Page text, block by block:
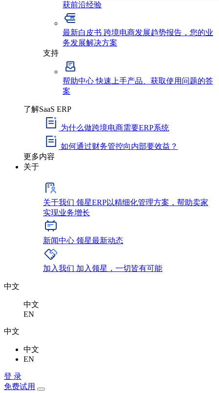
获前沿经验
最新白皮书 跨境电商发展趋势报告，您的业
务发展解决方案
支持
帮助中心快速上手产品、获取使用问题的答
案
了解SaaS ERP
为什么做跨境电商需要ERP系统
如何通过财务管控向内部要效益？
更多内容
关于
关于我们 领星ERP以精细化管理方案，帮助卖家
实现业务增长
新闻中心 领星最新动态
加入我们 加入领星，一切皆有可能
中文
中文
EN
中文
中文
EN
登 录
免费试用